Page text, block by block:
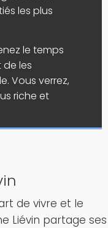
les plus
le temps
les
Vous verrez,
riche et
de vivre et le
Liévin partage ses